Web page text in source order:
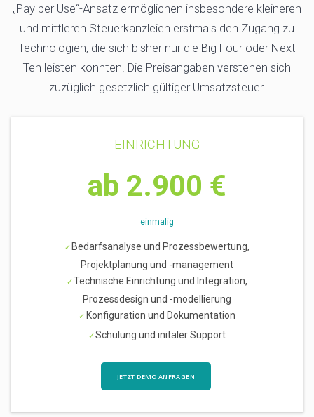
„Pay per Use“-Ansatz ermöglichen insbesondere kleineren
und mittleren Steuerkanzleien erstmals den Zugang zu
Technologien, die sich bisher nur die Big Four oder Next
Ten leisten konnten. Die Preisangaben verstehen sich
zuzüglich gesetzlich gültiger Umsatzsteuer.
EINRICHTUNG
ab 2.900 €
einmalig
Bedarfsanalyse und Prozessbewertung,
Projektplanung und -management
Technische Einrichtung und Integration,
Prozessdesign und -modellierung
Konfiguration und Dokumentation
Schulung und initaler Support
JETZT DEMO ANFRAGEN